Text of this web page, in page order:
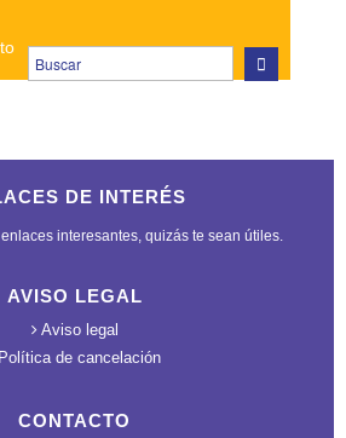
DE INTERÉS
interesantes, quizás te sean útiles.
AVISO LEGAL
Aviso legal
Política de cancelación
CONTACTO